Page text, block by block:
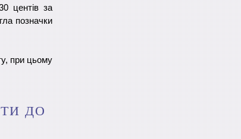
центів за
позначки
при цьому
ДО